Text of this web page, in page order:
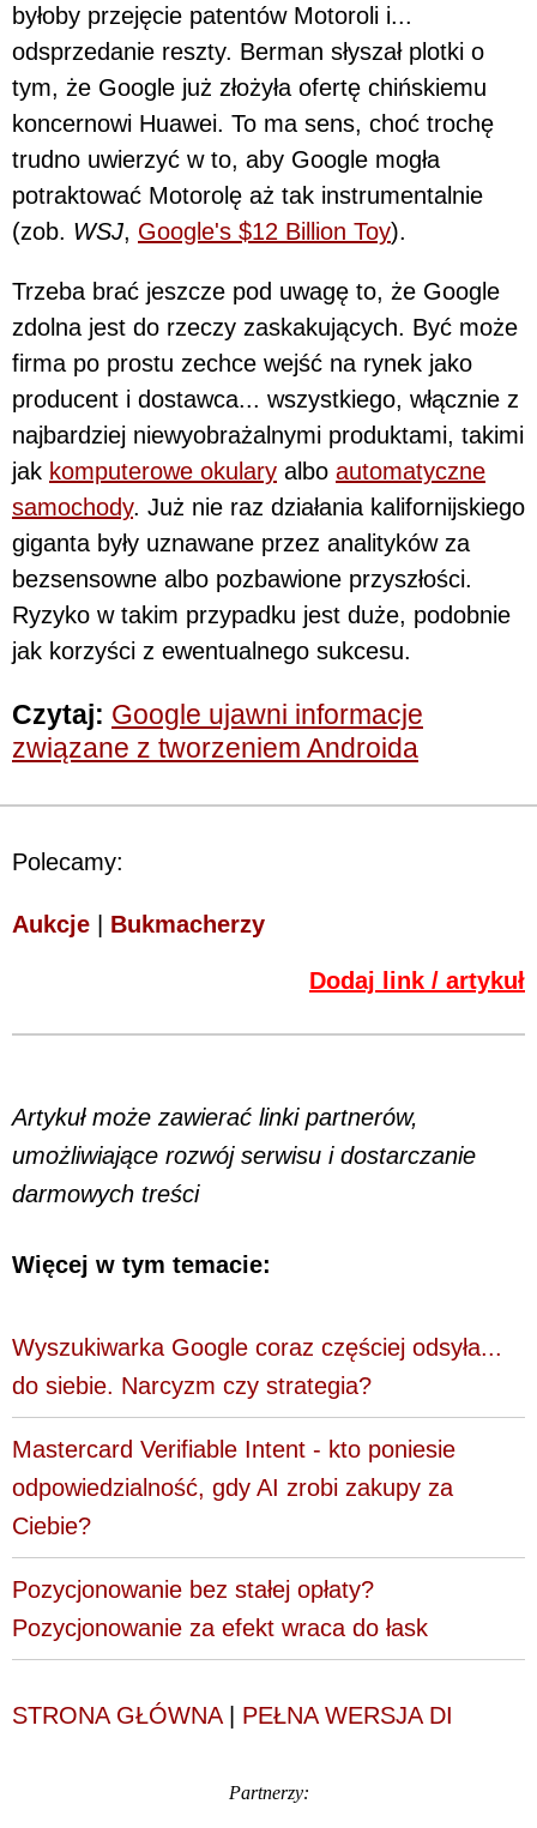
byłoby przejęcie patentów Motoroli i...
odsprzedanie reszty. Berman słyszał plotki o
tym, że Google już złożyła ofertę chińskiemu
koncernowi Huawei. To ma sens, choć trochę
trudno uwierzyć w to, aby Google mogła
potraktować Motorolę aż tak instrumentalnie
(zob. WSJ, Google's $12 Billion Toy).
Trzeba brać jeszcze pod uwagę to, że Google
zdolna jest do rzeczy zaskakujących. Być może
firma po prostu zechce wejść na rynek jako
producent i dostawca... wszystkiego, włącznie z
najbardziej niewyobrażalnymi produktami, takimi
jak komputerowe okulary albo automatyczne
samochody. Już nie raz działania kalifornijskiego
giganta były uznawane przez analityków za
bezsensowne albo pozbawione przyszłości.
Ryzyko w takim przypadku jest duże, podobnie
jak korzyści z ewentualnego sukcesu.
Czytaj: Google ujawni informacje
związane z tworzeniem Androida
Polecamy:
Aukcje Bukmacherzy
Dodaj link / artykuł
Artykuł może zawierać linki partnerów,
umożliwiające rozwój serwisu i dostarczanie
darmowych treści
Więcej w tym temacie:
Wyszukiwarka Google coraz częściej odsyła...
do siebie. Narcyzm czy strategia?
Mastercard Verifiable Intent - kto poniesie
odpowiedzialność, gdy AI zrobi zakupy za
Ciebie?
Pozycjonowanie bez stałej opłaty?
Pozycjonowanie za efekt wraca do łask
STRONA GŁÓWNA| PEŁNA WERSJA DI
Partnerzy: